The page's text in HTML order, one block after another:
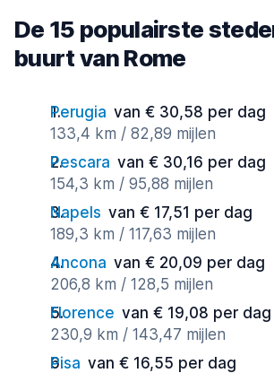
De 15 populairste
buurt van Rome
Perugia van € 30,58 per dag
133,4 km / 82,89 mijlen
Pescara van € 30,16 per dag
154,3 km / 95,88 mijlen
Napels van € 17,51 per dag
189,3 km / 117,63 mijlen
Ancona van € 20,09 per dag
206,8 km / 128,5 mijlen
Florence van € 19,08 per dag
230,9 km / 143,47 mijlen
Pisa van € 16,55 per dag